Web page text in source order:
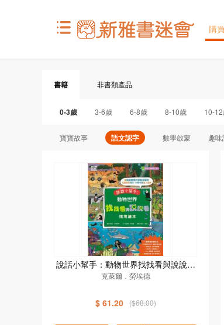
書籍 非書類產品
0-3歲 3-6歲 6-8歲 8-10歲 10-
寶寶故事 語文認字 數學啟蒙 趣味
說話小幫手：動物世界找找看與說說看
情境繪本[新雅．寶寶語文館]
克萊爾．勞埃德
$ 61.20 ($68.00)
購